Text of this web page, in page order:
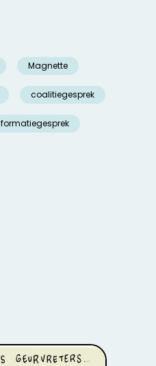
Magnette
coalitiegesprek
formatiegesprek